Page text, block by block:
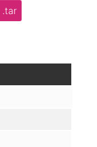
.tar